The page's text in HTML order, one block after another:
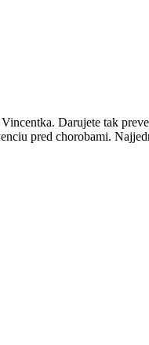
Darujete tak
pred chorobami.